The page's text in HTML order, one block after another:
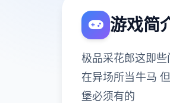
游戏简
极品采花郎这即
在异场所当牛马
堡必须有的